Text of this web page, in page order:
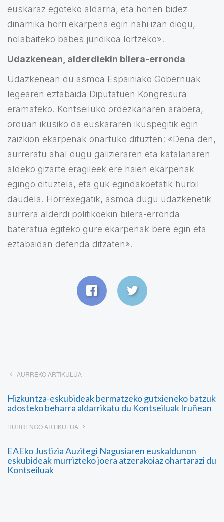
euskaraz egoteko aldarria, eta honen bidez
dinamika horri ekarpena egin nahi izan diogu,
nolabaiteko babes juridikoa lortzeko».
Udazkenean, alderdiekin bilera-erronda
Udazkenean du asmoa Espainiako Gobernuak
legearen eztabaida Diputatuen Kongresura
eramateko. Kontseiluko ordezkariaren arabera,
orduan ikusiko da euskararen ikuspegitik egin
zaizkion ekarpenak onartuko dituzten: «Dena den,
aurreratu ahal dugu galizieraren eta katalanaren
aldeko gizarte eragileek ere haien ekarpenak
egingo dituztela, eta guk egindakoetatik hurbil
daudela. Horrexegatik, asmoa dugu udazkenetik
aurrera alderdi politikoekin bilera-erronda
bateratua egiteko gure ekarpenak bere egin eta
eztabaidan defenda ditzaten».
AURREKO ARTIKULUA
Hizkuntza-eskubideak bermatzeko gutxieneko batzuk
adosteko beharra aldarrikatu du Kontseiluak Iruñean
HURRENGO ARTIKULUA
EAEko Justizia Auzitegi Nagusiaren euskaldunon
eskubideak murrizteko joera atzerakoiaz ohartarazi du
Kontseiluak